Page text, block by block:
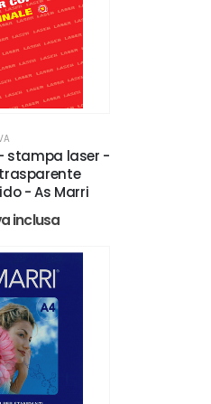
stampa laser -
- As Marri
inclusa